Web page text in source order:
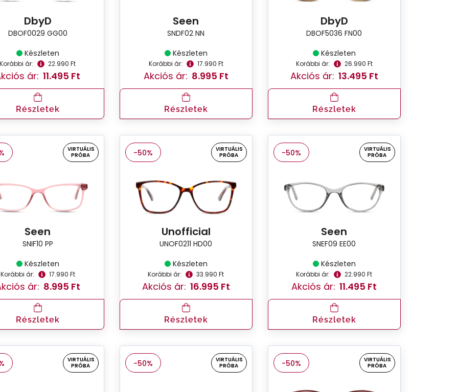
DbyD
DBOF0029 GG00
Készleten
Korábbi ár: 22.990 Ft
ár: 11.495 Ft
Részletek
Seen
SNDF02 NN
Készleten
Korábbi ár: 17.990 Ft
Akciós ár: 8.995 Ft
Részletek
DbyD
DBOF5036 FN00
Készleten
Korábbi ár: 26.990 Ft
Akciós ár: 13.495 Ft
Részletek
VIRTUÁLIS
PRÓBA
Seen
SNIF10 PP
Készleten
Korábbi ár: 17.990 Ft
ár: 8.995 Ft
Részletek
-50%
VIRTUÁLIS
PRÓBA
Unofficial
UNOF0211 HD00
Készleten
Korábbi ár: 33.990 Ft
Akciós ár: 16.995 Ft
Részletek
-50%
VIRTUÁLIS
PRÓBA
Seen
SNEF09 EE00
Készleten
Korábbi ár: 22.990 Ft
Akciós ár: 11.495 Ft
Részletek
VIRTUÁLIS
PRÓBA
-50%
VIRTUÁLIS
PRÓBA
-50%
VIRTUÁLIS
PRÓBA